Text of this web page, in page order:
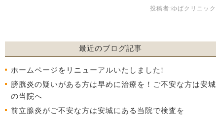
投稿者: ゆばクリニック
最近のブログ記事
ホームページをリニューアルいたしました!
膀胱炎の疑いがある方は早めに治療を！ご不安な方は安城
の当院へ
前立腺炎がご不安な方は安城にある当院で検査を